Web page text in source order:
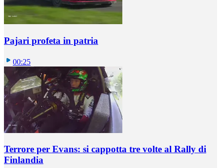
Pajari profeta in patria
00:25
Terrore per Evans: si cappotta tre volte al Rally di
Finlandia